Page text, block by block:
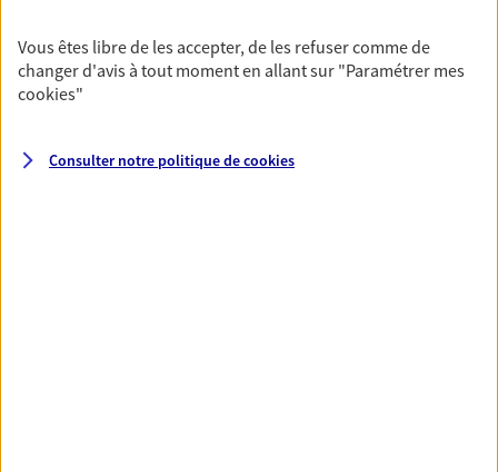
Vous aider à constituer une
épargne
objectifs ? Rien ne remplace les conseils d'un expert :
Vous êtes libre de les accepter, de les refuser comme de
changer d'avis à tout moment en allant sur "Paramétrer mes
cookies"
Consulter notre politique decookies